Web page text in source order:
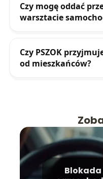
Czy mogę oddać
warsztacie
Czy PSZOK
od mieszkańców?